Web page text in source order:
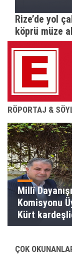
Rize’de yol
köprü müze
RÖPORTAJ &
Millî
Komisyonu Üyesi
Kürt
toprakların
ÇOK